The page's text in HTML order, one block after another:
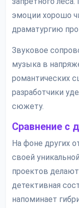
эмоции хорошо
драматургию
Звуковое
музыка в
романтических
разработчики
сюжету.
Сравнение с
На фоне других
своей
проектов
детективная
напоминает